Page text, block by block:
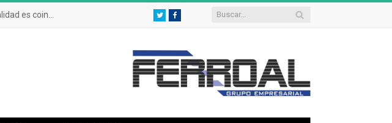
DIALOGOS DE BESUGOS 67. Cualquier parecido con la realidad es coincidencia. TwitterFacebook